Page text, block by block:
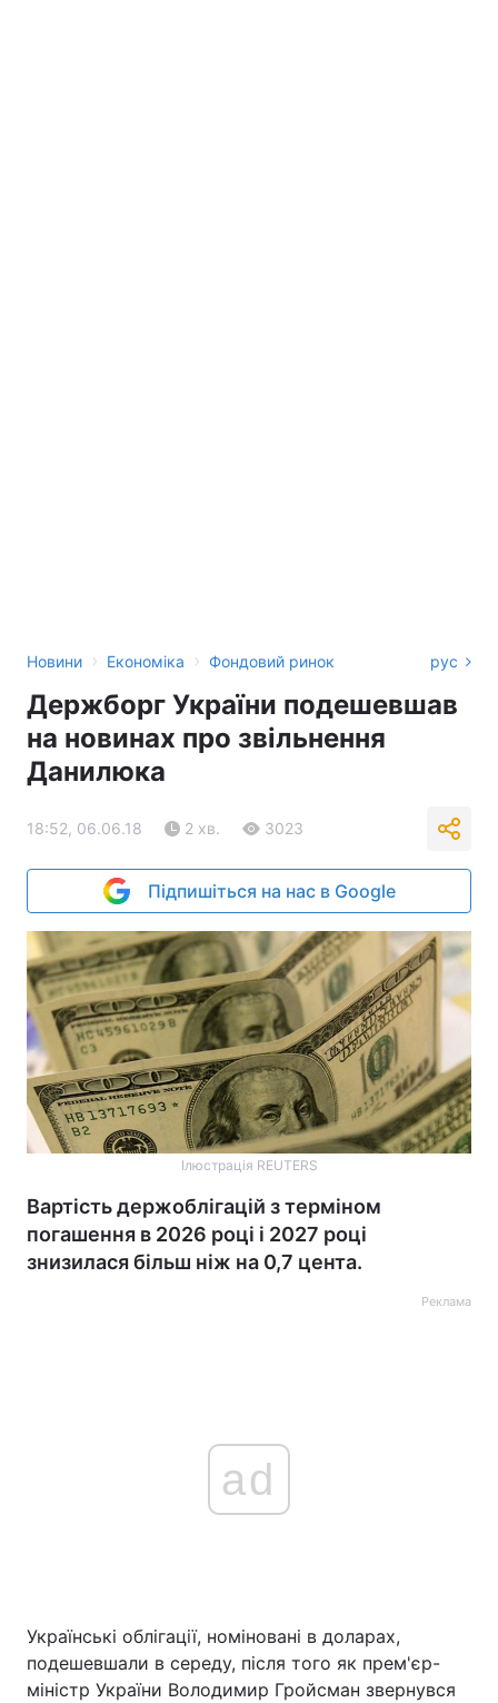
Новини › Економіка › Фондовий ринок рус
Держборг України подешевшав
на новинах про звільнення
Данилюка
18:52, 06.06.18 2 хв. 3023
Підпишіться на нас в Google
Ілюстрація REUTERS
Вартість держоблігацій з терміном
погашення в 2026 році і 2027 році
знизилася більш ніж на 0,7 цента.
Реклама
ad
Українські облігації, номіновані в доларах,
подешевшали в середу, після того як прем'єр-
міністр України Володимир Гройсман звернувся